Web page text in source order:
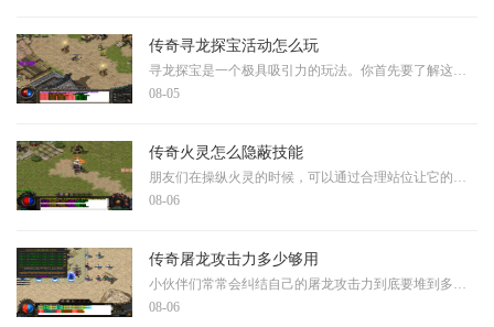
传奇寻龙探宝活动怎么玩
寻龙探宝是一个极具吸引力的玩法。你首先要了解这个活动的基本规则，通常需要消耗特定的道具才能参与，比如探宝钥匙或者钻石。每一次探宝都会获得随机奖励，同时还能积累积分
08-05
传奇火灵怎么隐蔽技能
朋友们在操纵火灵的时候，可以通过合理站位让它的技能施展过程看起来更隐晦。当你在展开行动时，选择有遮挡物的区域可以使施法动静更不容易被对手察觉。这种隐蔽方式需要你考
08-06
传奇屠龙攻击力多少够用
小伙伴们常常会纠结自己的屠龙攻击力到底要堆到多少才够用，其实这个问题没有一个标准答案，因为它很大程度上取决于你的游戏阶段和战斗目标。对于刚起步的小伙伴来说，不必过
08-06